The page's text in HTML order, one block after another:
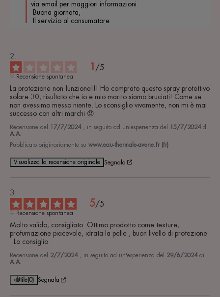
via email per maggiori informazioni.
Il servizio al consumatore
1 /5
Recensione spontanea
La protezione non funziona!!! Ho comprato questo spray protettivo
solare 30, risultato che io e mio marito siamo bruciati! Come se
non avessimo messo niente. Lo sconsiglio vivamente, non mi è mai
successo con altri marchi 😡
Recensione del 17/7/2024 , in seguito ad un'esperienza del 15/7/2024 di
A.A.
Pubblicato originariamente su www.eau-thermale-avene.fr (fr)
Visualizza la recensione originale Segnala
5/5
Recensione spontanea
Molto valido, consigliato  Ottimo prodotto come texture,
profumazione piacevole, idrata la pelle , buon livello di protezione
. Lo consiglio
Recensione del 2/7/2024 , in seguito ad un'esperienza del 29/6/2024 di
A.A.
Utile(0) Segnala